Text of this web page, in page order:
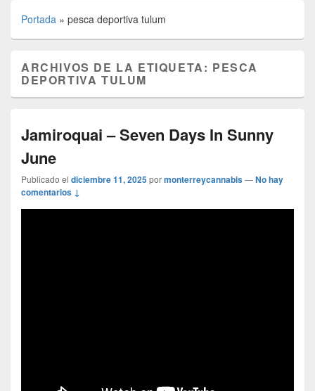
Portada » pesca deportiva tulum
ARCHIVOS DE LA ETIQUETA: PESCA
DEPORTIVA TULUM
Jamiroquai – Seven Days In Sunny
June
Publicado el diciembre 11, 2025pormonterreycannabis—No hay
comentarios ↓